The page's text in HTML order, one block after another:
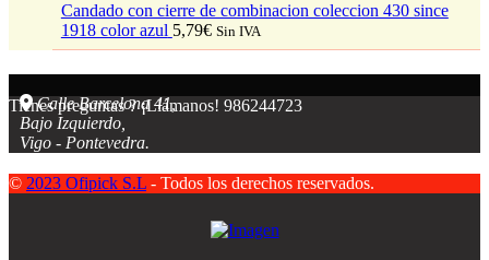
Candado con cierre de combinacion coleccion 430 since
1918 color azul 5,79€ Sin IVA
Tienes preguntas ? ¡Llámanos! 986244723
Calle Barcelona 41,
Bajo Izquierdo,
Vigo - Pontevedra.
© 2023 Ofipick S.L - Todos los derechos reservados.